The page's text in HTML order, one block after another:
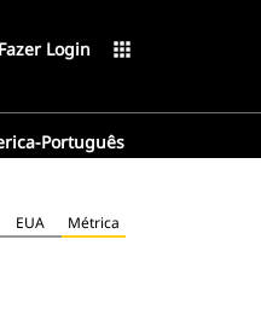
Fazer Login apps
Português
EUA Métrica